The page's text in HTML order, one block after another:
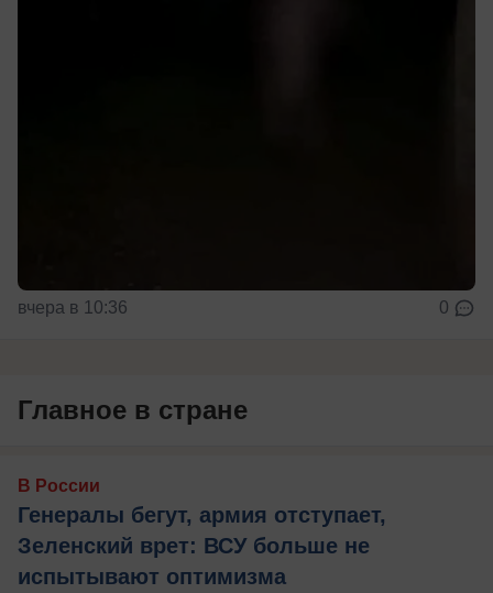
вчера в 10:36 0
Главное в стране
В России
Генералы бегут, армия отступает,
Зеленский врет: ВСУ больше не
испытывают оптимизма